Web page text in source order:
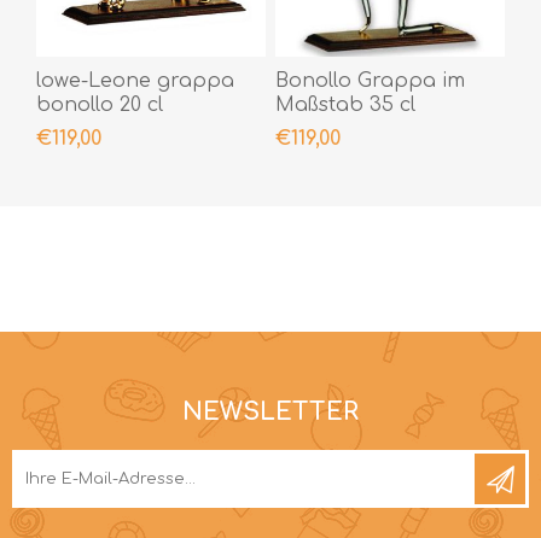
lowe-Leone grappa
bonollo 20 cl
€119,00
Bonollo Grappa im
Maßstab 35 cl
€119,00
NEWSLETTER